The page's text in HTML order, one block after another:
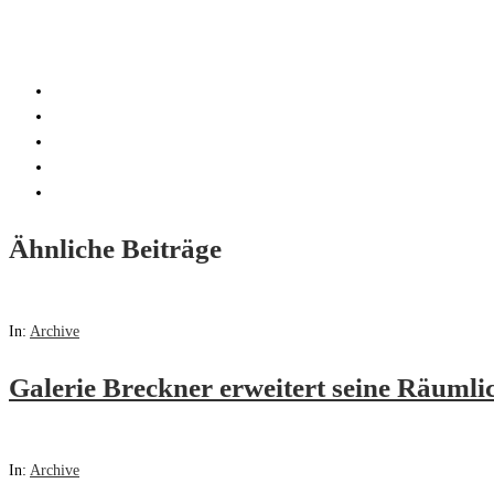
Ähnliche Beiträge
In: Archive
Galerie Breckner erweitert seine
In: Archive